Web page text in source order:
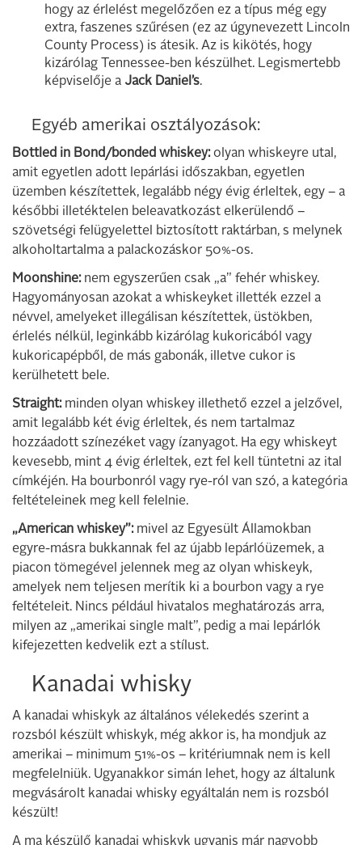
hogy az érlelést megelőzően ez a típus még egy
extra, faszenes szűrésen (ez az úgynevezett Lincoln
County Process) is átesik. Az is kikötés, hogy
kizárólag Tennessee-ben készülhet. Legismertebb
képviselője a Jack Daniel’s.
Egyéb amerikai osztályozások:
Bottled in Bond/bonded whiskey:olyan whiskeyre utal,
amit egyetlen adott lepárlási időszakban, egyetlen
üzemben készítettek, legalább négy évig érleltek, egy – a
későbbi illetéktelen beleavatkozást elkerülendő –
szövetségi felügyelettel biztosított raktárban, s melynek
alkoholtartalma a palackozáskor 50%-os.
Moonshine:nem egyszerűen csak „a” fehér whiskey.
Hagyományosan azokat a whiskeyket illették ezzel a
névvel, amelyeket illegálisan készítettek, üstökben,
érlelés nélkül, leginkább kizárólag kukoricából vagy
kukoricapépből, de más gabonák, illetve cukor is
kerülhetett bele.
Straight:minden olyan whiskey illethető ezzel a jelzővel,
amit legalább két évig érleltek, és nem tartalmaz
hozzáadott színezéket vagy ízanyagot. Ha egy whiskeyt
kevesebb, mint 4 évig érleltek, ezt fel kell tüntetni az ital
címkéjén. Ha bourbonról vagy rye-ról van szó, a kategória
feltételeinek meg kell felelnie.
„American whiskey”:mivel az Egyesült Államokban
egyre-másra bukkannak fel az újabb lepárlóüzemek, a
piacon tömegével jelennek meg az olyan whiskeyk,
amelyek nem teljesen merítik ki a bourbon vagy a rye
feltételeit. Nincs például hivatalos meghatározás arra,
milyen az „amerikai single malt”, pedig a mai lepárlók
kifejezetten kedvelik ezt a stílust.
Kanadai whisky
A kanadai whiskyk az általános vélekedés szerint a
rozsból készült whiskyk, még akkor is, ha mondjuk az
amerikai – minimum 51%-os – kritériumnak nem is kell
megfelelniük. Ugyanakkor simán lehet, hogy az általunk
megvásárolt kanadai whisky egyáltalán nem is rozsból
készült!
A ma készülő kanadai whiskyk ugyanis már nagyobb